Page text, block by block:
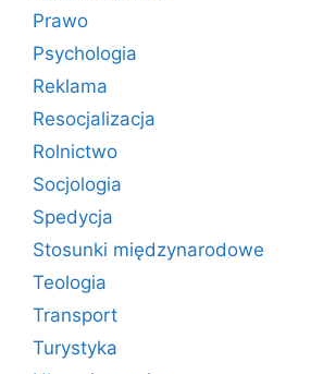
Prawo
Psychologia
Reklama
Resocjalizacja
Rolnictwo
Socjologia
Spedycja
Stosunki międzynarodowe
Teologia
Transport
Turystyka